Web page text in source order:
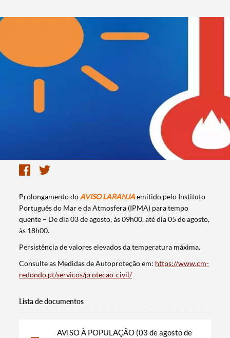
Prolongamento doAVISO LARANJAemitido pelo Instituto
Português do Mar e da Atmosfera (IPMA) para tempo
quente – De dia 03 de agosto, às 09h00, até dia 05 de agosto,
às 18h00.
Persistência de valores elevados da temperatura máxima.
Consulte as Medidas de Autoproteção em: https://www.cm-
redondo.pt/servicos/protecao-civil/
Lista de documentos
AVISO À POPULAÇÃO (03 de agosto de